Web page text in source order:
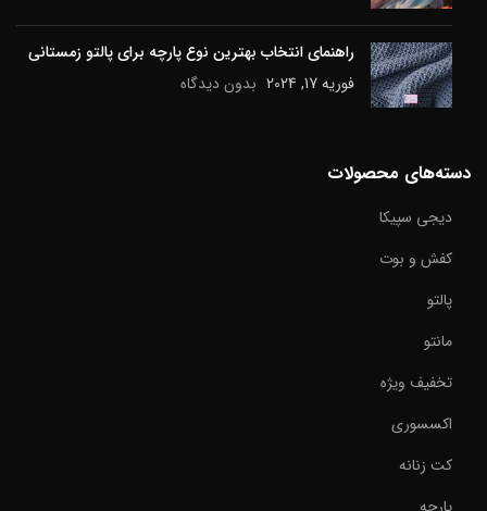
راهنمای انتخاب بهترین نوع پارچه برای پالتو زمستانی
فوریه 17, 2024
بدون دیدگاه
دسته‌های محصولات
دیجی سپیکا
کفش و بوت
پالتو
مانتو
تخفیف ویژه
اکسسوری
کت زنانه
پارچه